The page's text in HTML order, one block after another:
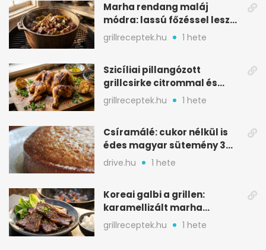
Marha rendang maláj
módra: lassú főzéssel lesz
igazán szaftos
grillreceptek.hu 1 hete
Szicíliai pillangózott
grillcsirke citrommal és
oregánóval
grillreceptek.hu 1 hete
Csíramálé: cukor nélkül is
édes magyar sütemény 3
alapanyagból
drive.hu 1 hete
Koreai galbi a grillen:
karamellizált marha
rövidborda gyorsan
grillreceptek.hu 1 hete